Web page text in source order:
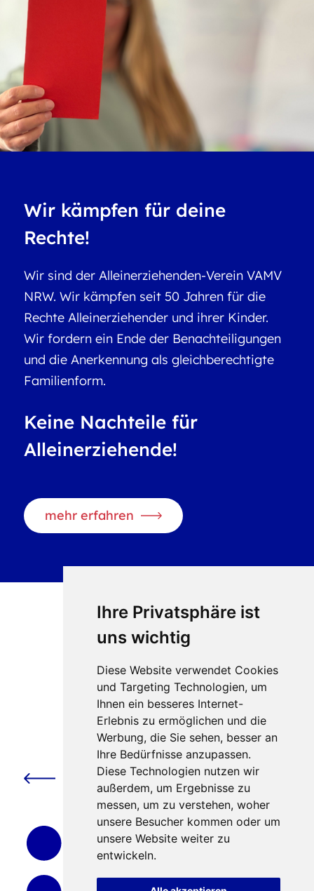
Ihre Privatsphäre ist
uns wichtig
Diese Website verwendet Cookies
und Targeting Technologien, um
Ihnen ein besseres Internet-
Erlebnis zu ermöglichen und die
Werbung, die Sie sehen, besser an
Ihre Bedürfnisse anzupassen.
Diese Technologien nutzen wir
außerdem, um Ergebnisse zu
messen, um zu verstehen, woher
unsere Besucher kommen oder um
unsere Website weiter zu
entwickeln.
Wir kämpfen für deine
Rechte!
Wir sind der Alleinerziehenden-Verein VAMV
NRW. Wir kämpfen seit 50 Jahren für die
Rechte Alleinerziehender und ihrer Kinder.
Wir fordern ein Ende der Benachteiligungen
und die Anerkennung als gleichberechtigte
Familienform.
Keine Nachteile für
Alleinerziehende!
mehr erfahren
Vorstellung ergänzende
Kinderbetreuung beim
Fachtag
"Herausforderung
Alleinerziehung"